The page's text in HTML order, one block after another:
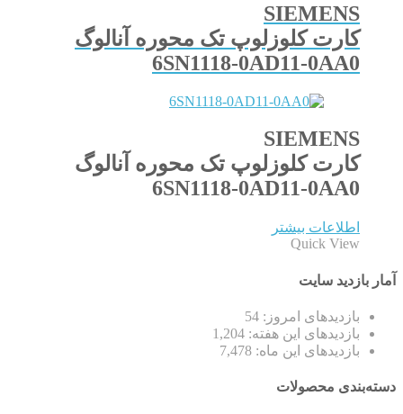
SIEMENS
کارت کلوزلوپ تک محوره آنالوگ
6SN1118-0AD11-0AA0
SIEMENS
کارت کلوزلوپ تک محوره آنالوگ
6SN1118-0AD11-0AA0
اطلاعات بیشتر
Quick View
آمار بازدید سایت
بازدیدهای امروز: 54
بازدیدهای این هفته: 1,204
بازدیدهای این ماه: 7,478
دسته‌بندی محصولات